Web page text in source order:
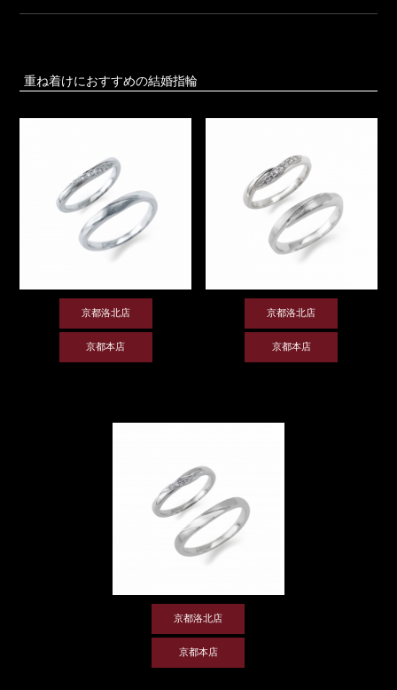
重ね着けにおすすめの結婚指輪
京都洛北店
京都本店
京都洛北店
京都本店
京都洛北店
京都本店